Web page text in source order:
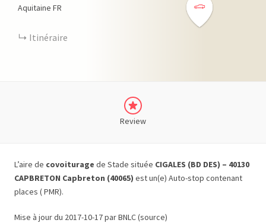
Aquitaine FR
Itinéraire
Review
L’aire de covoiturage de Stade située CIGALES (BD DES) – 40130
CAPBRETON Capbreton (40065) est un(e) Auto-stop contenant
places ( PMR).
Mise à jour du 2017-10-17 par BNLC (source)